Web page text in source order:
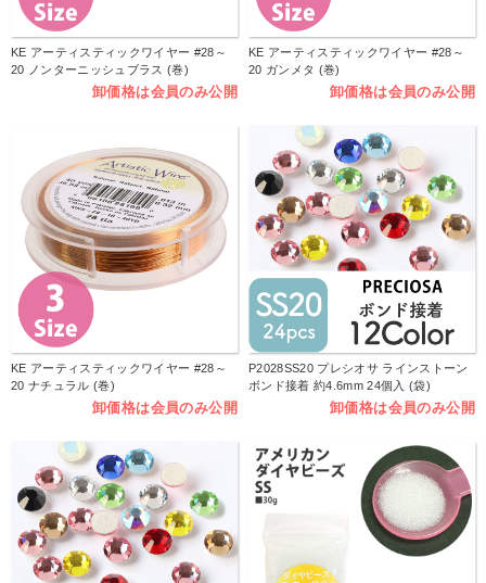
KE アーティスティックワイヤー #28～
20 ノンターニッシュブラス (巻)
卸価格は会員のみ公開
KE アーティスティックワイヤー #28～
20 ガンメタ (巻)
卸価格は会員のみ公開
KE アーティスティックワイヤー #28～
20 ナチュラル (巻)
卸価格は会員のみ公開
P2028SS20 プレシオサ ラインストーン
ボンド接着 約4.6mm 24個入 (袋)
卸価格は会員のみ公開